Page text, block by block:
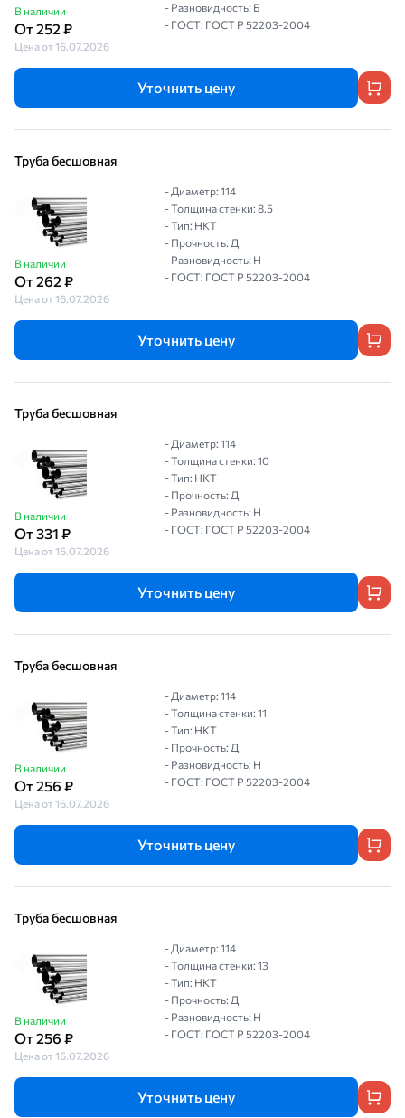
В наличии
От 252 ₽
Цена от 16.07.2026
- Разновидность: Б
- ГОСТ: ГОСТ Р 52203-2004
Уточнить цену
Труба бесшовная
В наличии
От 262 ₽
Цена от 16.07.2026
- Диаметр: 114
- Толщина стенки: 8.5
- Тип: НКТ
- Прочность: Д
- Разновидность: Н
- ГОСТ: ГОСТ Р 52203-2004
Уточнить цену
Труба бесшовная
В наличии
От 331 ₽
Цена от 16.07.2026
- Диаметр: 114
- Толщина стенки: 10
- Тип: НКТ
- Прочность: Д
- Разновидность: Н
- ГОСТ: ГОСТ Р 52203-2004
Уточнить цену
Труба бесшовная
В наличии
От 256 ₽
Цена от 16.07.2026
- Диаметр: 114
- Толщина стенки: 11
- Тип: НКТ
- Прочность: Д
- Разновидность: Н
- ГОСТ: ГОСТ Р 52203-2004
Уточнить цену
Труба бесшовная
В наличии
От 256 ₽
Цена от 16.07.2026
- Диаметр: 114
- Толщина стенки: 13
- Тип: НКТ
- Прочность: Д
- Разновидность: Н
- ГОСТ: ГОСТ Р 52203-2004
Уточнить цену